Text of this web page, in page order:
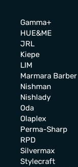
Gamma+
HUE&ME
JRL
Kiepe
LIM
Marmara Barber
Nishman
Nishlady
Oda
Olaplex
Perma-Sharp
RPD
Silvermax
Stylecraft